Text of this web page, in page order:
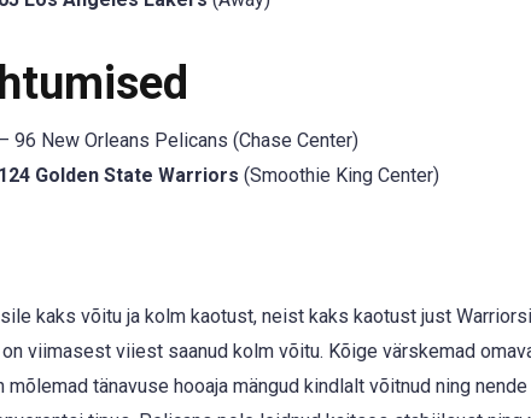
– 96 New Orleans Pelicans (Chase Center)
124 Golden State Warriors (Smoothie King Center)
kaks võitu ja kolm kaotust, neist kaks kaotust just
viimasest viiest saanud kolm võitu. Kõige värskemad
tänavuse hooaja mängud kindlalt võitnud ning